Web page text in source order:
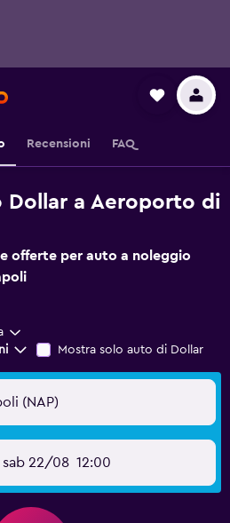
Recensioni FAQ
Dollar a Aeroporto di
offerte per auto a noleggio
Mostra solo auto di Dollar
(NAP)
sab 22/08 12:00